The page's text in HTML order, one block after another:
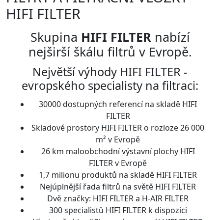
HIFI FILTER
Skupina HIFI FILTER nabízí
nejširší škálu filtrů v Evropě.
Největší výhody HIFI FILTER -
evropského specialisty na filtraci:
30000 dostupných referencí na skladě HIFI
FILTER
Skladové prostory HIFI FILTER o rozloze 26 000
m² v Evropě
26 km maloobchodní výstavní plochy HIFI
FILTER v Evropě
1,7 milionu produktů na skladě HIFI FILTER
Nejúplnější řada filtrů na světě HIFI FILTER
Dvě značky: HIFI FILTER a H-AIR FILTER
300specialistů HIFI FILTER k dispozici